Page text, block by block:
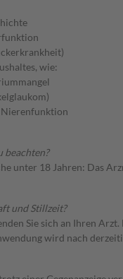
wie:
Nierenfunktion
beachten?
unter 18 Jahren: Das
und Stillzeit?
Sie sich an Ihren
wird nach